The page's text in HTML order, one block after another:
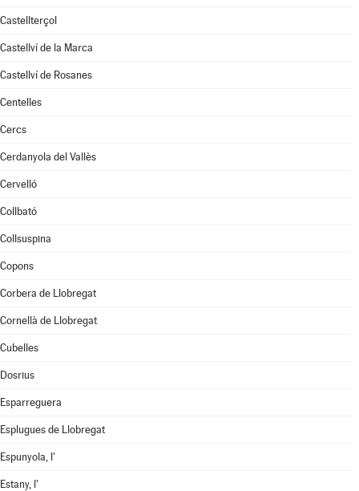
Castellterçol
Castellví de la Marca
Castellví de Rosanes
Centelles
Cercs
Cerdanyola del Vallès
Cervelló
Collbató
Collsuspina
Copons
Corbera de Llobregat
Cornellà de Llobregat
Cubelles
Dosrius
Esparreguera
Esplugues de Llobregat
Espunyola, l'
Estany, l'